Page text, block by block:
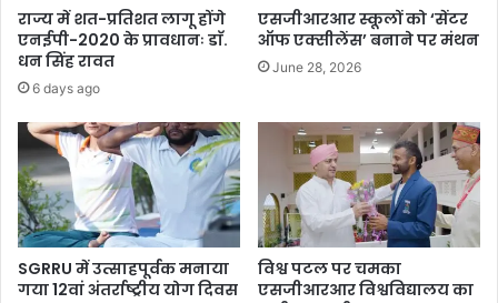
राज्य में शत-प्रतिशत लागू होंगे
एनईपी-2020 के प्रावधानः डाॅ.
धन सिंह रावत
6 days ago
एसजीआरआर स्कूलों को ‘सेंटर
ऑफ एक्सीलेंस’ बनाने पर मंथन
June 28, 2026
SGRRU में उत्साहपूर्वक मनाया
गया 12वां अंतर्राष्ट्रीय योग दिवस
विश्व पटल पर चमका
एसजीआरआर विश्वविद्यालय का